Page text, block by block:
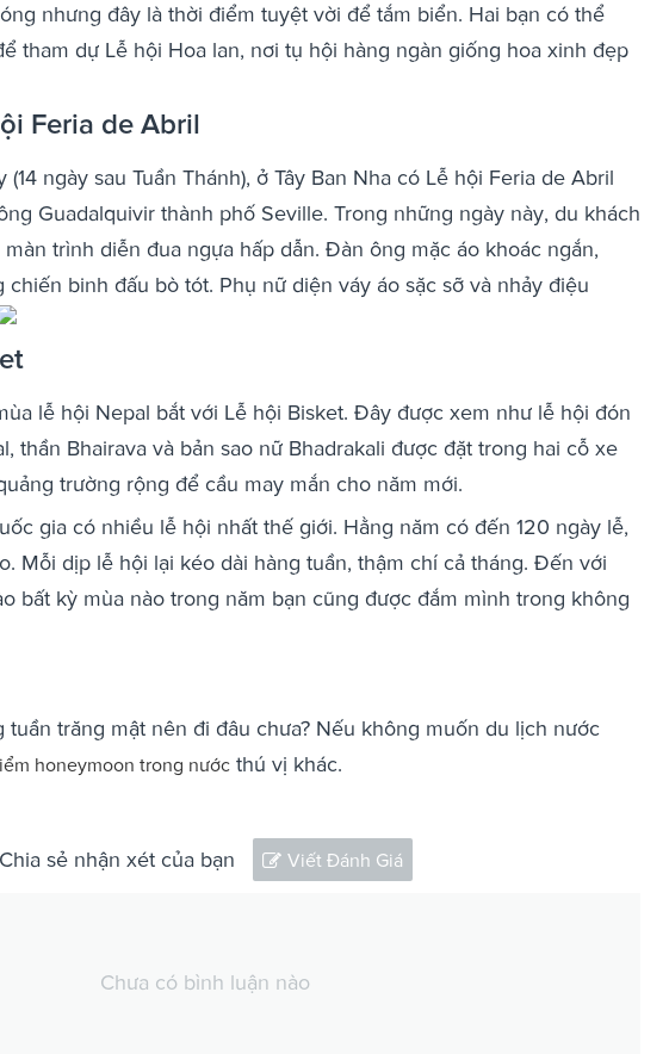
nhưng đây là thời điểm tuyệt vời để tắm biển. Hai bạn có thể
tham dự Lễ hội Hoa lan, nơi tụ hội hàng ngàn giống hoa xinh đẹp
Feria de Abril
(14 ngày sau Tuần Thánh), ở Tây Ban Nha có Lễ hội Feria de Abril
Guadalquivir thành phố Seville. Trong những ngày này, du khách
trình diễn đua ngựa hấp dẫn. Đàn ông mặc áo khoác ngắn,
binh đấu bò tót. Phụ nữ diện váy áo sặc sỡ và nhảy điệu
lễ hội Nepal bắt với Lễ hội Bisket. Đây được xem như lễ hội đón
thần Bhairava và bản sao nữ Bhadrakali được đặt trong hai cỗ xe
trường rộng để cầu may mắn cho năm mới.
gia có nhiều lễ hội nhất thế giới. Hằng năm có đến 120 ngày lễ,
Mỗi dịp lễ hội lại kéo dài hàng tuần, thậm chí cả tháng. Đến với
bất kỳ mùa nào trong năm bạn cũng được đắm mình trong không
tuần trăng mật nên đi đâu chưa? Nếu không muốn du lịch nước
honeymoon trong nước thú vị khác.
Chia sẻ nhận xét của bạn Viết Đánh Giá
Chưa có bình luận nào